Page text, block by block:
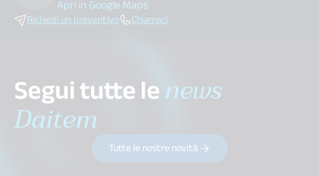
Apri in Google Maps
Richiedi un preventivo Chiamaci
Segui tutte lenews
Daitem
Tutte le nostre novità